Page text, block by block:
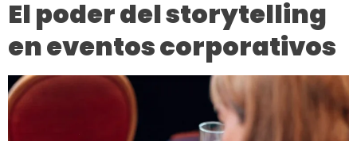
El poder del storytelling
en eventos corporativos